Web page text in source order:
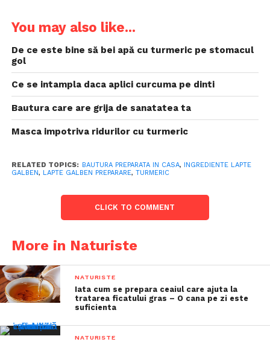
You may also like...
De ce este bine să bei apă cu turmeric pe stomacul
gol
Ce se intampla daca aplici curcuma pe dinti
Bautura care are grija de sanatatea ta
Masca impotriva ridurilor cu turmeric
RELATED TOPICS: BAUTURA PREPARATA IN CASA, INGREDIENTE LAPTE
GALBEN, LAPTE GALBEN PREPARARE, TURMERIC
CLICK TO COMMENT
More in Naturiste
NATURISTE
Iata cum se prepara ceaiul care ajuta la
tratarea ficatului gras – O cana pe zi este
suficienta
NATURISTE